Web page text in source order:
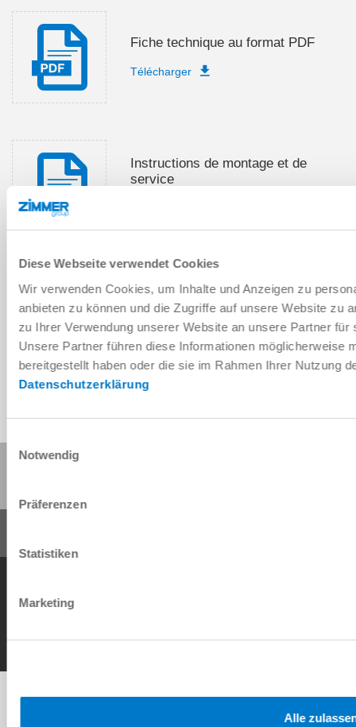
Diese Webseite verwendet Cookies
Wir verwenden Cookies, um Inhalte und Anzeigen zu
anbieten zu können und die Zugriffe auf unsere Website zu
zu Ihrer Verwendung unserer Website an unsere Partner
Unsere Partner führen diese Informationen möglicherweise
bereitgestellt haben oder die sie im Rahmen Ihrer Nutzung
Datenschutzerklärung
Notwendig
Präferenzen
Statistiken
Marketing
Alle
Fiche technique au format PDF
Télécharger
Instructions de montage et de
service
Télécharger les données de CAO
Télécharger